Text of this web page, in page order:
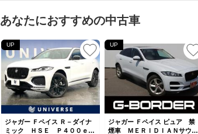
あなたにおすすめの中古車
UP
ジャガー Ｆペイス Ｒ－ダイナ
ミック ＨＳＥ Ｐ４００ｅ
UP
ジャガー Ｆペイス ピュア 禁
煙車 ＭＥＲＩＤＩＡＮサウン